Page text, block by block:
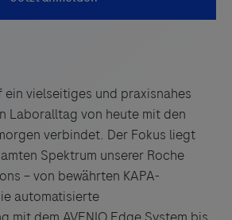
ein vielseitiges und praxisnahes
Laboralltag von heute mit den
verbindet. Der Fokus liegt
Spektrum unserer Roche
– von bewährten KAPA-
automatisierte